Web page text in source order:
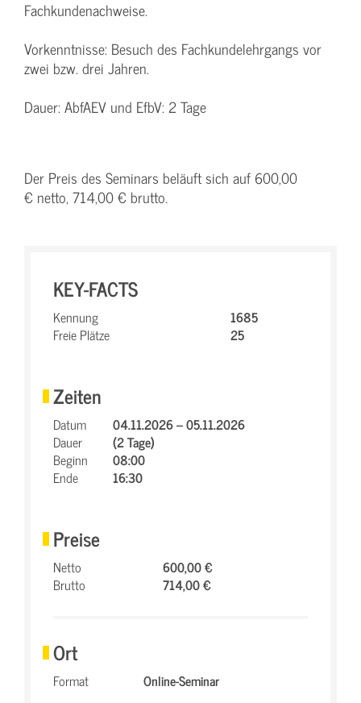
Fachkundenachweise.
Vorkenntnisse: Besuch des Fachkundelehrgangs vor
zwei bzw. drei Jahren.
Dauer: AbfAEV und EfbV: 2 Tage
Der Preis des Seminars beläuft sich auf 600,00
€ netto, 714,00 € brutto.
KEY-FACTS
Kennung
1685
Freie Plätze
25
Zeiten
Datum
04.11.2026 – 05.11.2026
Dauer
(2 Tage)
Beginn
08:00
Ende
16:30
Preise
Netto
600,00 €
Brutto
714,00 €
Ort
Format Online-Seminar